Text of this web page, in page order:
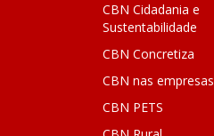
CBN Cidadania e
Sustentabilidade
CBN Concretiza
CBN nas empresas
CBN PETS